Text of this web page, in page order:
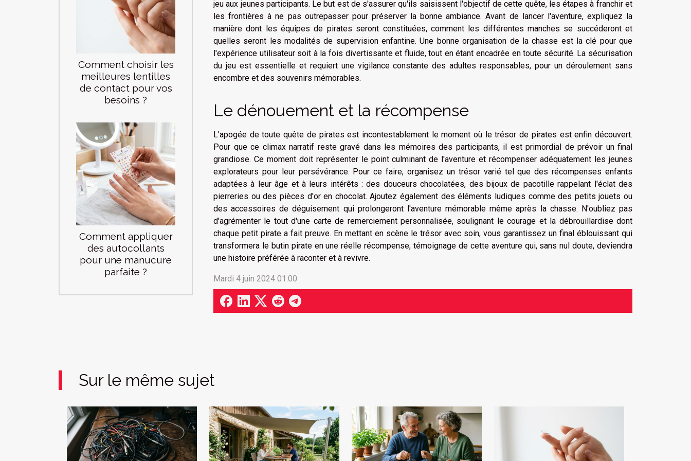
Comment choisir les
meilleures lentilles
de contact pour vos
besoins ?
Comment appliquer
des autocollants
pour une manucure
parfaite ?
jeu aux jeunes participants. Le but est de s'assurer qu'ils saisissent l'objectif de cette quête, les étapes à franchir et
les frontières à ne pas outrepasser pour préserver la bonne ambiance. Avant de lancer l'aventure, expliquez la
manière dont les équipes de pirates seront constituées, comment les différentes manches se succéderont et
quelles seront les modalités de supervision enfantine. Une bonne organisation de la chasse est la clé pour que
l'expérience utilisateur soit à la fois divertissante et fluide, tout en étant encadrée en toute sécurité. La sécurisation
du jeu est essentielle et requiert une vigilance constante des adultes responsables, pour un déroulement sans
encombre et des souvenirs mémorables.
Le dénouement et la récompense
L'apogée de toute quête de pirates est incontestablement le moment où le trésor de pirates est enfin découvert.
Pour que ce climax narratif reste gravé dans les mémoires des participants, il est primordial de prévoir un final
grandiose. Ce moment doit représenter le point culminant de l'aventure et récompenser adéquatement les jeunes
explorateurs pour leur persévérance. Pour ce faire, organisez un trésor varié tel que des récompenses enfants
adaptées à leur âge et à leurs intérêts : des douceurs chocolatées, des bijoux de pacotille rappelant l'éclat des
pierreries ou des pièces d'or en chocolat. Ajoutez également des éléments ludiques comme des petits jouets ou
des accessoires de déguisement qui prolongeront l'aventure mémorable même après la chasse. N'oubliez pas
d'agrémenter le tout d'une carte de remerciement personnalisée, soulignant le courage et la débrouillardise dont
chaque petit pirate a fait preuve. En mettant en scène le trésor avec soin, vous garantissez un final éblouissant qui
transformera le butin pirate en une réelle récompense, témoignage de cette aventure qui, sans nul doute, deviendra
une histoire préférée à raconter et à revivre.
Mardi 4 juin 2024 01:00
Sur le même sujet